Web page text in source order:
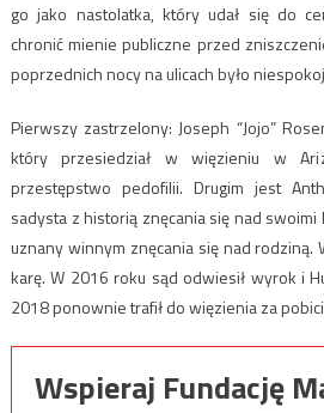
go jako nastolatka, który udał się do
chronić mienie publiczne przed
poprzednich nocy na ulicach było
Pierwszy zastrzelony: Joseph “Jojo”
który przesiedział w więzieniu w
przestępstwo pedofilii. Drugim jest
sadysta z historią znęcania się nad
uznany winnym znęcania się nad rodziną.
karę. W 2016 roku sąd odwiesił wyrok i
2018 ponownie trafił do więzienia za
Wspieraj Fundację